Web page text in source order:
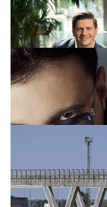
Családi
vállalkozások
TÁMOGATÓI
Forbes-sztori